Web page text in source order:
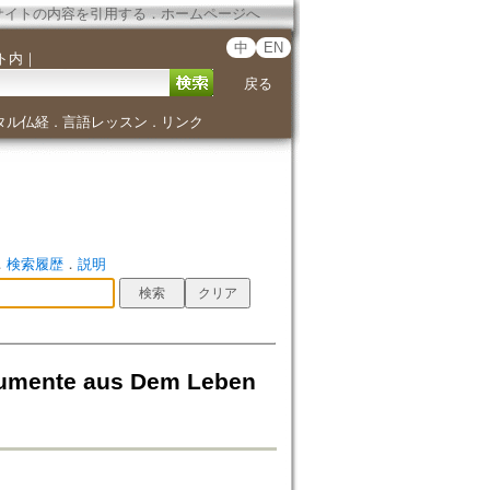
イトの内容を引用する ． ホームページへ
内 ｜
中 EN
戻る
ル仏経． 言語レッスン ． リンク
検索履歴． 説明
aus Dem Leben